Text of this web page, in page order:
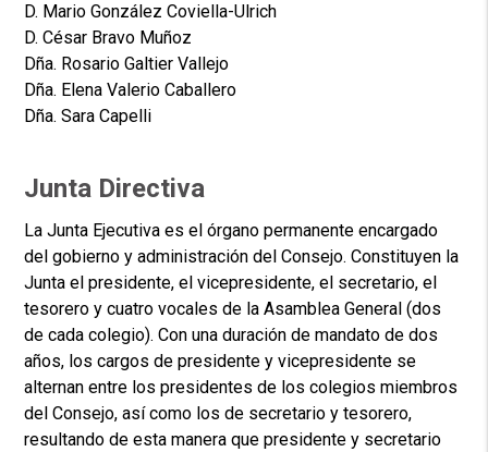
D. Mario González Coviella-Ulrich
D. César Bravo Muñoz
Dña. Rosario Galtier Vallejo
Dña. Elena Valerio Caballero
Dña. Sara Capelli
Junta Directiva
La Junta Ejecutiva es el órgano permanente encargado
del gobierno y administración del Consejo. Constituyen la
Junta el presidente, el vicepresidente, el secretario, el
tesorero y cuatro vocales de la Asamblea General (dos
de cada colegio). Con una duración de mandato de dos
años, los cargos de presidente y vicepresidente se
alternan entre los presidentes de los colegios miembros
del Consejo, así como los de secretario y tesorero,
resultando de esta manera que presidente y secretario